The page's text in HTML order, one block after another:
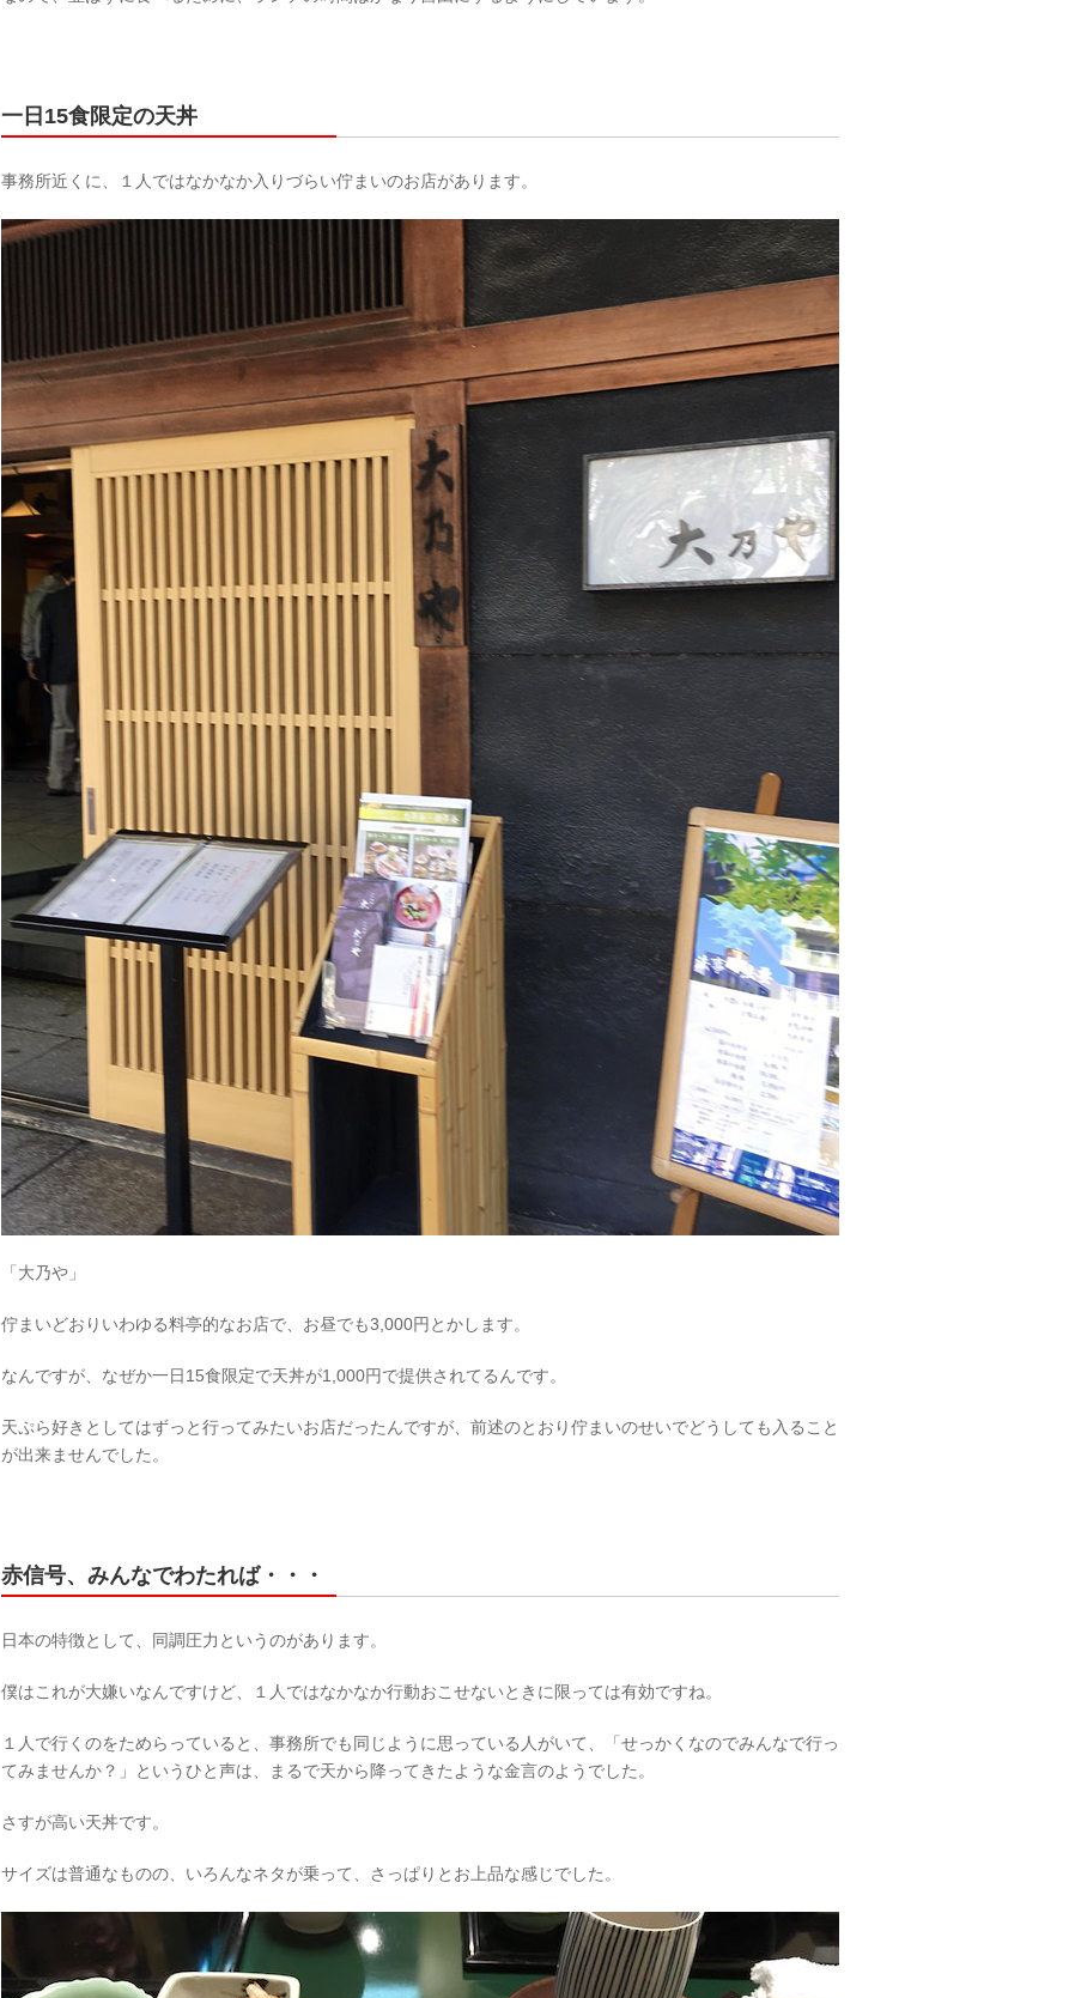
一日15食限定の天丼
事務所近くに、１人ではなかなか入りづらい佇まいのお店があります。
「大乃や」
佇まいどおりいわゆる料亭的なお店で、お昼でも3,000円とかします。
なんですが、なぜか一日15食限定で天丼が1,000円で提供されてるんです。
天ぷら好きとしてはずっと行ってみたいお店だったんですが、前述のとおり佇まいのせいでどうしても入ること
が出来ませんでした。
赤信号、みんなでわたれば・・・
日本の特徴として、同調圧力というのがあります。
僕はこれが大嫌いなんですけど、１人ではなかなか行動おこせないときに限っては有効ですね。
１人で行くのをためらっていると、事務所でも同じように思っている人がいて、「せっかくなのでみんなで行っ
てみませんか？」というひと声は、まるで天から降ってきたような金言のようでした。
さすが高い天丼です。
サイズは普通なものの、いろんなネタが乗って、さっぱりとお上品な感じでした。